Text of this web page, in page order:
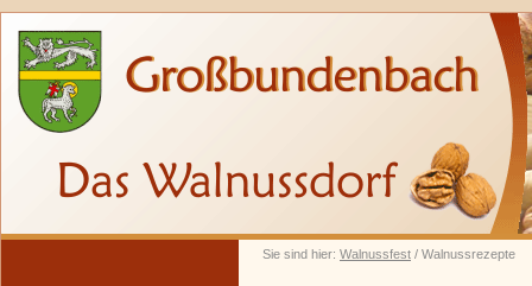
Sie sind hier: Walnussfest / Walnussrezepte